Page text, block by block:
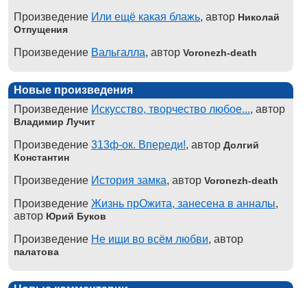
Произведение Или ещё какая блажь, автор Николай
Отпущения
Произведение Вальгалла, автор Voronezh-death
Новые произведения
Произведение Искусство, творчество любое..., автор
Владимир Лучит
Произведение 313ф-ок. Впереди!, автор Долгий
Константин
Произведение История замка, автор Voronezh-death
Произведение Жизнь прОжита, занесена в анналы,
автор Юрий Буков
Произведение Не ищи во всём любви, автор
палатова